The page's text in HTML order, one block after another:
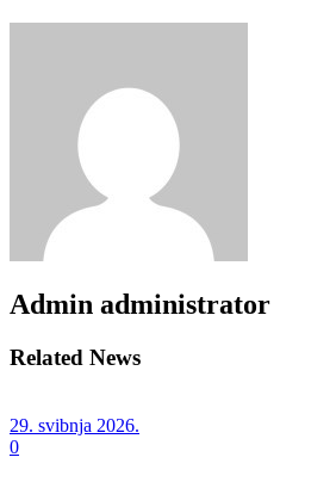
Admin administrator
Related News
29. svibnja 2026.
0